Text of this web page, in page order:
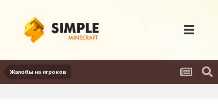
Жалобы на игроков